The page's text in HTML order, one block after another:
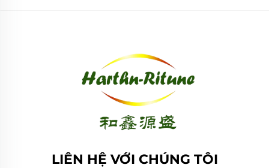
LIÊN HỆ VỚI CHÚNG TÔI